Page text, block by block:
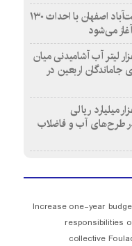
بازآفرینی محله همت‌آباد اصفهان با احداث ۱۳۰
می‌شود
بیش از ۸۰ هزار لیتر آب آشامیدنی میان
جاماندگان اربعین در
178 هزار میلیارد ریالی
طرح‌های آب و فاضلاب
Increase one-year
responsibilities
collective